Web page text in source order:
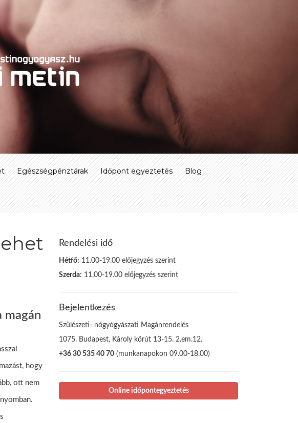
Egészségpénztárak Időpont egyeztetés Blog
magán
hogy
ott nem
Rendelési idő
Hétfő: 11.00-19.00 előjegyzés szerint
Szerda: 11.00-19.00 előjegyzés szerint
Bejelentkezés
Szülészeti- nőgyógyászati Magánrendelés
1075. Budapest, Károly körút 13-15. 2.em.12.
+36 30 535 40 70 (munkanapokon 09.00-18.00)
Online időpontegyeztetés